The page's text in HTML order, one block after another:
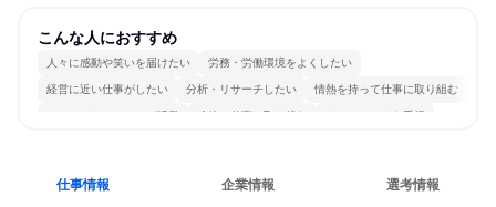
こんな人におすすめ
人々に感動や笑いを届けたい 労務・労働環境をよくしたい
経営に近い仕事がしたい 分析・リサーチしたい 情熱を持って仕事に取り組む
コミュニケーションが活発 冷静に仕事に取り組む チームワークを重視
仕事情報 企業情報 選考情報